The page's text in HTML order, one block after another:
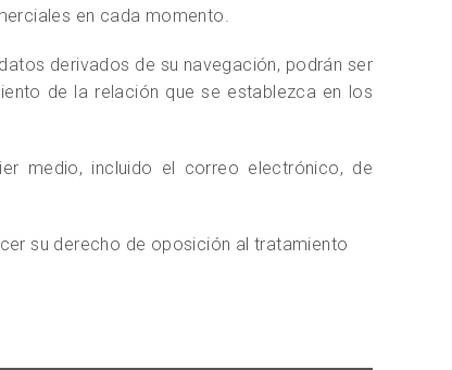
en cada momento.
derivados de su navegación, podrán ser
de la relación que se establezca en los
medio, incluido el correo electrónico, de
su derecho de oposición al tratamiento